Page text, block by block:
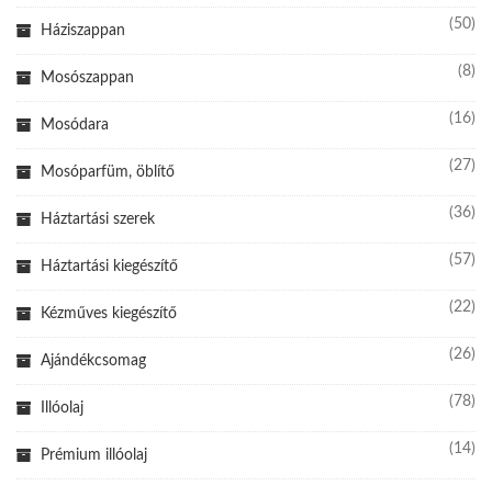
Háziszappan (50)
Mosószappan (8)
Mosódara (16)
Mosóparfüm, öblítő (27)
Háztartási szerek (36)
Háztartási kiegészítő (57)
Kézműves kiegészítő (22)
Ajándékcsomag (26)
Illóolaj (78)
Prémium illóolaj (14)